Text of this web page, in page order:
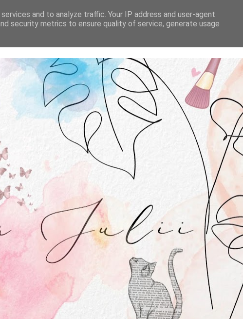
GŁÓWNA O MNIE WSPÓŁPRACA
and to analyze traffic. Your IP address and user-agent
security metrics to ensure quality of service, generate usage